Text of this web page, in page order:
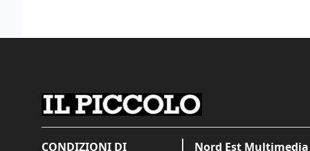
CONDIZIONI DI
Nord Est Multimedia